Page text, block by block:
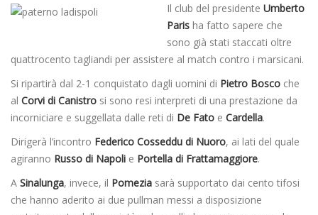
Il club del presidente Umberto
Paris ha fatto sapere che
sono già stati staccati oltre
quattrocento tagliandi per assistere al match contro i marsicani.
Si ripartirà dal 2-1 conquistato dagli uomini di Pietro Bosco che
al Corvi di Canistro si sono resi interpreti di una prestazione da
incorniciare e suggellata dalle reti di De Fato e Cardella.
Dirigerà l’incontro Federico Cosseddu di Nuoro, ai lati del quale
agiranno Russo di Napoli e Portella di Frattamaggiore.
A Sinalunga, invece, il Pomezia sarà supportato dai cento tifosi
che hanno aderito ai due pullman messi a disposizione